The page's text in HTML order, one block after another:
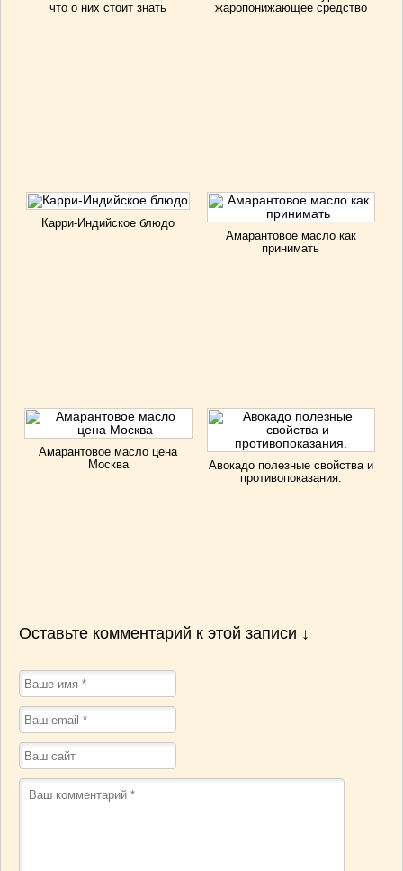
что о них стоит знать
жаропонижающее средство
Карри-Индийское блюдо
Амарантовое масло как
принимать
Амарантовое масло цена
Москва
Авокадо полезные свойства и
противопоказания.
Оставьте комментарий к этой записи ↓